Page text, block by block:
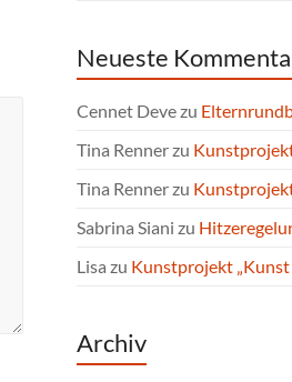
Neueste
Cennet Devezu
Tina Rennerzu
Tina Rennerzu
Sabrina Siani zu
Lisa zu Kunstprojekt „Kunst
Archiv